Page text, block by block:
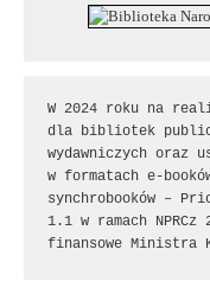
W 2024 roku na
dla bibliotek
wydawniczych oraz
w formatach e-
synchrobooków –
1.1 w ramach
finansowe Ministra